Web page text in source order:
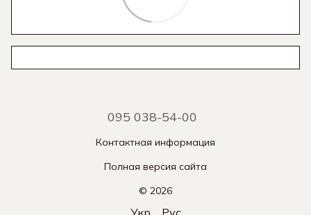
095 038-54-00
Контактная информация
Полная версия сайта
© 2026
Укр Рус